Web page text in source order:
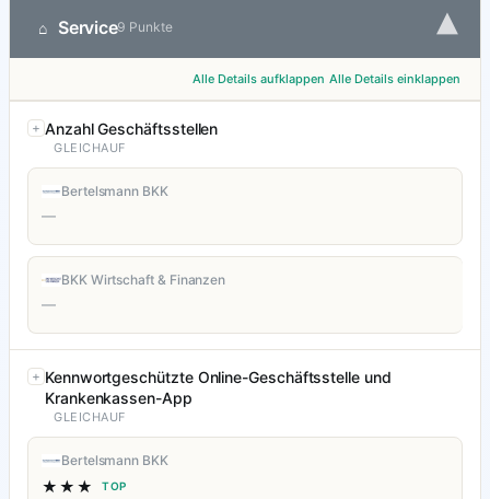
⌂ Service9 Punkte ▾
Alle Details aufklappen Alle Details einklappen
Anzahl Geschäftsstellen
GLEICHAUF
Bertelsmann BKK
—
BKK Wirtschaft & Finanzen
—
Kennwortgeschützte Online-Geschäftsstelle und
Krankenkassen-App
GLEICHAUF
Bertelsmann BKK
★★★ TOP